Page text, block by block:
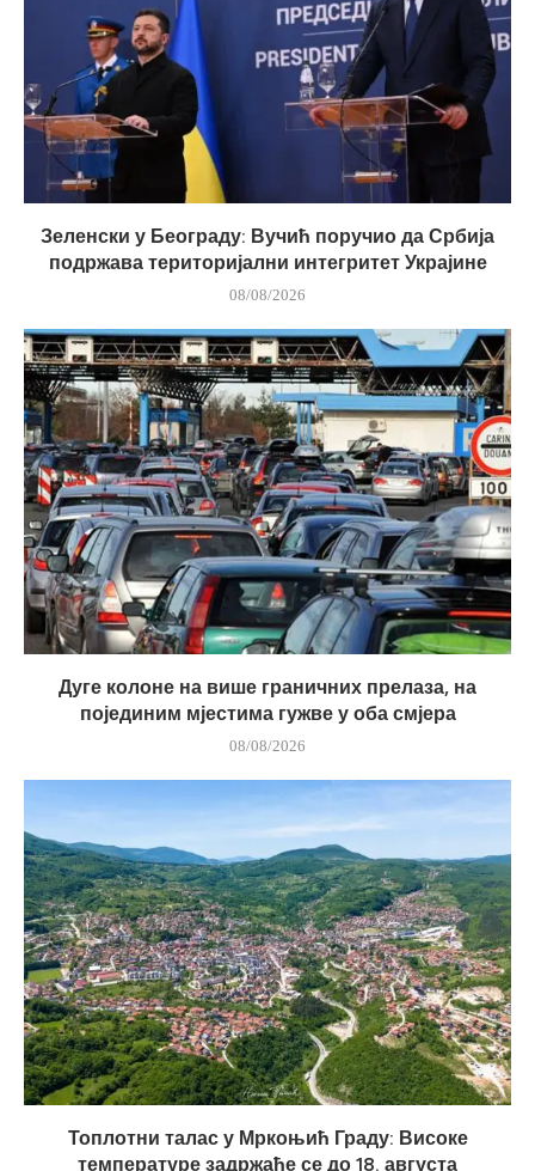
Зеленски у Београду: Вучић поручио да Србија
подржава територијални интегритет Украјине
08/08/2026
Дуге колоне на више граничних прелаза, на
појединим мјестима гужве у оба смјера
08/08/2026
Топлотни талас у Мркоњић Граду: Високе
температуре задржаће се до 18. августа